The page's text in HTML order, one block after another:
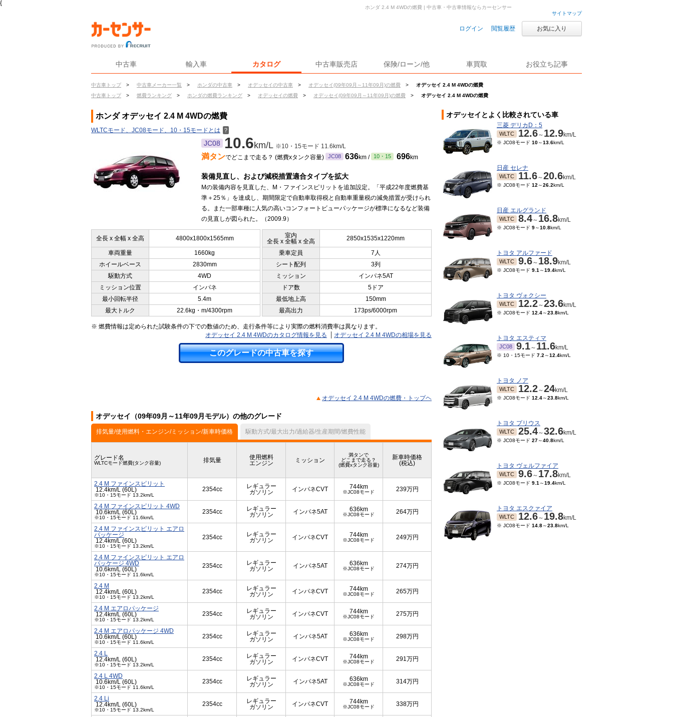
{
サイトマップ
ログイン 閲覧履歴 お気に入り
中古車 輸入車 カタログ 中古車販売店 保険/ローン/他 車買取 お役立ち記事
中古車トップ > 中古車メーカー一覧 > ホンダの中古車 > オデッセイの中古車 > オデッセイ(09年09月～11年09月)の燃費 >
オデッセイ 2.4 M 4WDの燃費
中古車トップ
> 燃費ランキング > ホンダの燃費ランキング > オデッセイの燃費 > オデッセイ(09年09月～11年09月)の燃費 > オデッセイ 2.4 M 4WDの燃費
ホンダ 2.4 M 4WDの燃費 | 中古車・中古車情報ならカーセンサー
ホンダ オデッセイ 2.4 M 4WDの燃費
WLTCモード、JC08モード、10・15モードとは ？
JC08 10.6km/L ※10・15モード 11.6km/L
満タンでどこまで走る？ (燃費xタンク容量) JC08 636km / 10・15 696km
装備見直し、および減税措置適合タイプを拡大
Mの装備内容を見直した、M・ファインスピリットを追加設定。「平成22年度燃費基
準＋25％」を達成し、期間限定で自動車取得税と自動車重量税の減免措置が受けられ
る。また一部車種に人気の高いコンフォートビューパッケージが標準になるなど装備
の見直しが図られた。（2009.9）
全長 x 全幅 x 全高 4800x1800x1565mm
室内
全長 x 全幅 x 全高
2850x1535x1220mm
車両重量 1660kg 乗車定員
7人
ホイールベース
2830mm シート配列
3列
駆動方式
4WD ミッション
インパネ5AT
ミッション位置
インパネ ドア数
5ドア
最小回転半径
5.4m 最低地上高
150mm
最大トルク
22.6kg・m/4300rpm 最高出力 173ps/6000rpm
※ 燃費情報は定められた試験条件の下での数値のため、走行条件等により実際の燃料消費率は異なります。
オデッセイ 2.4 M 4WDのカタログ情報を見る
オデッセイ 2.4 M 4WDの相場を見る
このグレードの中古車を探す
オデッセイ 2.4 M 4WDの燃費・トップヘ
オデッセイ（09年09月～11年09月モデル）の他のグレード
排気量/使用燃料・エンジン/ミッション/新車時価格 駆動方式/最大出力/過給器/生産期間/燃費性能
グレード名
WLTCモード燃費(タンク容量) 排気量
使用燃料
エンジン
ミッション
満タンで
どこまで走る？
(燃費xタンク容量)
新車時価格
(税込)
2.4 M ファインスピリット
12.4km/L (60L)
※10・15モード 13.2km/L
2354cc
レギュラー
ガソリン
インパネCVT 744km
※JC08モード 239万円
2.4 M ファインスピリット 4WD
10.6km/L (60L)
※10・15モード 11.6km/L
2354cc
レギュラー
ガソリン
インパネ5AT 636km
※JC08モード 264万円
2.4 M ファインスピリット エアロ
パッケージ
12.4km/L (60L)
※10・15モード 13.2km/L
2354cc
レギュラー
ガソリン
インパネCVT 744km
※JC08モード 249万円
2.4 M ファインスピリット エアロ
パッケージ 4WD
10.6km/L (60L)
※10・15モード 11.6km/L
2354cc
レギュラー
ガソリン
インパネ5AT 636km
※JC08モード 274万円
2.4 M
12.4km/L (60L)
※10・15モード 13.2km/L
2354cc
レギュラー
ガソリン
インパネCVT 744km
※JC08モード 265万円
2.4 M エアロパッケージ
12.4km/L (60L)
※10・15モード 13.2km/L
2354cc
レギュラー
ガソリン
インパネCVT 744km
※JC08モード 275万円
2.4 M エアロパッケージ 4WD
10.6km/L (60L)
※10・15モード 11.6km/L
2354cc
レギュラー
ガソリン
インパネ5AT 636km
※JC08モード 298万円
2.4 L
12.4km/L (60L)
※10・15モード 13.2km/L
2354cc
レギュラー
ガソリン
インパネCVT 744km
※JC08モード 291万円
2.4 L 4WD
10.6km/L (60L)
※10・15モード 11.6km/L
2354cc
レギュラー
ガソリン
インパネ5AT 636km
※JC08モード 314万円
2.4 Li
12.4km/L (60L)
※10・15モード 13.2km/L
2354cc
レギュラー
ガソリン
インパネCVT 744km
※JC08モード 338万円
オデッセイとよく比較されている車
三菱 デリカD：5
WLTC 12.6～ 12.9km/L
※ JC08モード 10～13.6km/L
日産 セレナ
WLTC 11.6～20.6km/L
※ JC08モード 12 ～26.2km/L
日産 エルグランド
WLTC 8.4～ 16.8km/L
※ JC08モード 9～10.8km/L
トヨタ アルファード
WLTC 9.6～ 18.9km/L
※ JC08モード 9.1 ～19.4km/L
トヨタ ヴォクシー
WLTC 12.2～23.6km/L
※ JC08モード 12.4～23.8km/L
トヨタ エスティマ
JC08 9.1～ 11.6km/L
※ 10・15モード 7.2 ～12.4km/L
トヨタ ノア
WLTC 12.2～24km/L
※ JC08モード 12.4～23.8km/L
トヨタ プリウス
WLTC 25.4～32.6km/L
※ JC08モード 27～40.8km/L
トヨタ ヴェルファイア
WLTC 9.6～ 17.8km/L
※ JC08モード 9.1 ～19.4km/L
トヨタ エスクァイア
WLTC 12.6～ 19.8km/L
※ JC08モード 14.8～23.8km/L